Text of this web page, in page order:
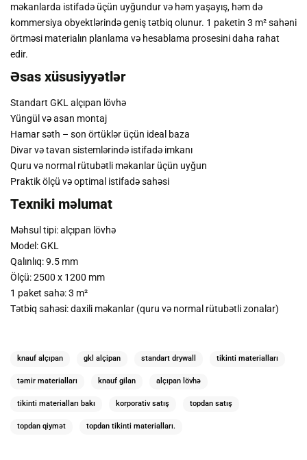
məkanlarda istifadə üçün uyğundur və həm yaşayış, həm də
kommersiya obyektlərində geniş tətbiq olunur. 1 paketin 3 m² sahəni
örtməsi materialın planlama və hesablama prosesini daha rahat
edir.
Əsas xüsusiyyətlər
Standart GKL alçıpan lövhə
Yüngül və asan montaj
Hamar səth – son örtüklər üçün ideal baza
Divar və tavan sistemlərində istifadə imkanı
Quru və normal rütubətli məkanlar üçün uyğun
Praktik ölçü və optimal istifadə sahəsi
Texniki məlumat
Məhsul tipi: alçıpan lövhə
Model: GKL
Qalınlıq: 9.5 mm
Ölçü: 2500 x 1200 mm
1 paket sahə: 3 m²
Tətbiq sahəsi: daxili məkanlar (quru və normal rütubətli zonalar)
knauf alçıpan gkl alçipan standart drywall tikinti materialları
təmir materialları knauf gilan alçıpan lövhə
tikinti materialları bakı korporativ satış topdan satış
topdan qiymət topdan tikinti materialları.